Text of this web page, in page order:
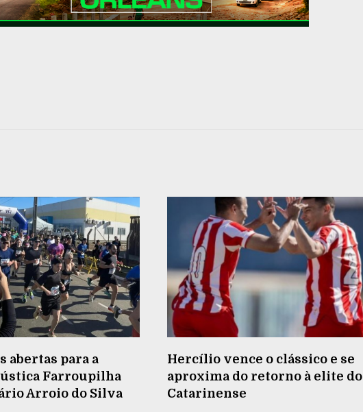
abertas para a
Farroupilha
Arroio do Silva
Hercílio vence o clássico e se
aproxima do retorno à elite do
Catarinense